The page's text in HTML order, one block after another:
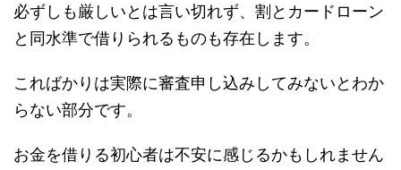
必ずしも厳しいとは言い切れず、割とカードローン
と同水準で借りられるものも存在します。
こればかりは実際に審査申し込みしてみないとわか
らない部分です。
お金を借りる初心者は不安に感じるかもしれません